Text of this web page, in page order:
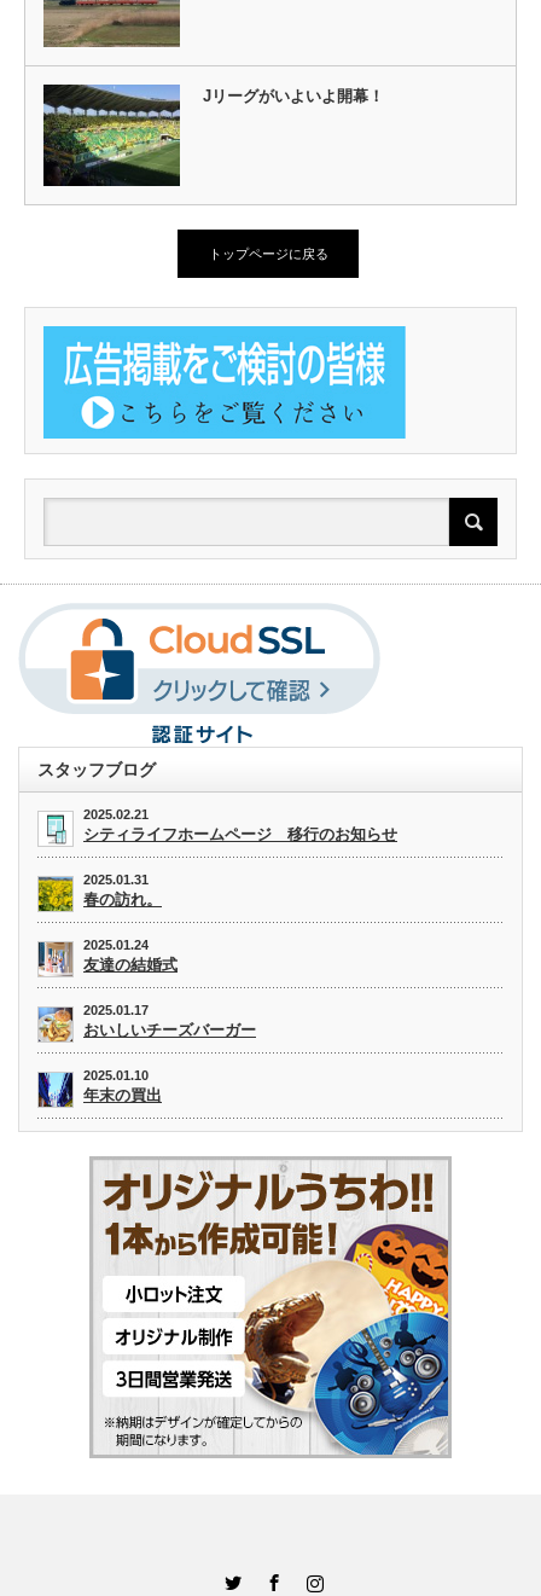
Jリーグがいよいよ開幕！
トップページに戻る
スタッフブログ
2025.02.21
シティライフホームページ 移行のお知らせ
2025.01.31
春の訪れ。
2025.01.24
友達の結婚式
2025.01.17
おいしいチーズバーガー
2025.01.10
年末の買出